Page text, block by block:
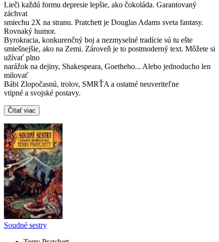
Lieči každú formu depresie lepšie, ako čokoláda. Garantovaný
záchvat
smiechu 2X na stranu. Pratchett je Douglas Adams sveta fantasy.
Rovnaký humor.
Byrokracia, konkurenčný boj a nezmyselné tradície sú tu ešte
smiešnejšie, ako na Zemi. Zároveň je to postmoderný text. Môžete si
užívať plno
narážok na dejiny, Shakespeara, Goetheho... Alebo jednoducho len
milovať
Bábi Zlopočasnú, trolov, SMRŤA a ostatné neuveriteľne
vtipné a svojské postavy.
Čítať viac
Soudné sestry